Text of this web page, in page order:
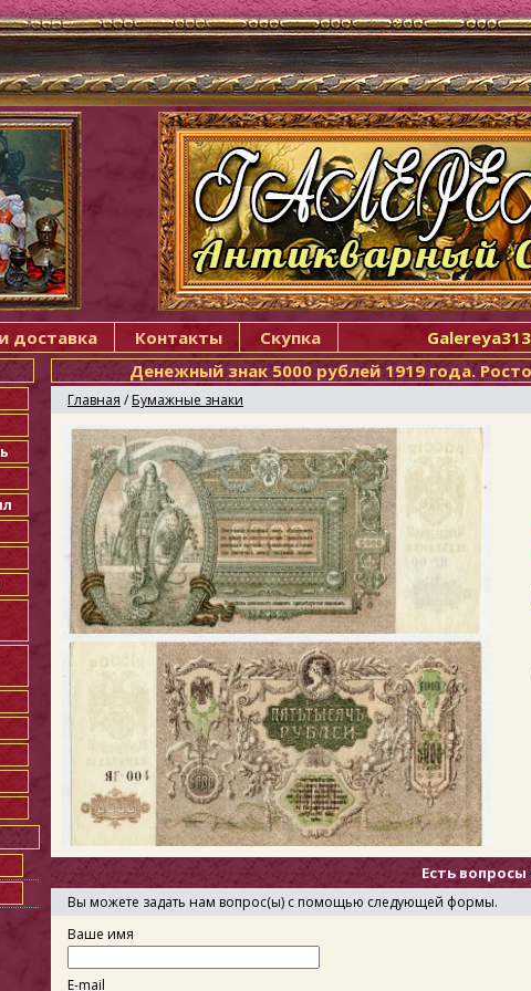
доставка Контакты Скупка
Денежный знак 5000 рублей 1919 года.
Главная / Бумажные знаки
Есть
Вы можете задать нам вопрос(ы) с помощью следующей формы.
Ваше имя
E-mail